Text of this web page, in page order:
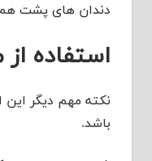
دندان های پشت
استفاده
نکته مهم دیگر
باشد.